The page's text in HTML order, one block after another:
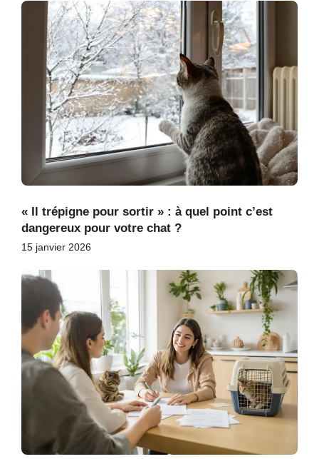
« Il trépigne pour sortir » : à quel point c’est
dangereux pour votre chat ?
15 janvier 2026